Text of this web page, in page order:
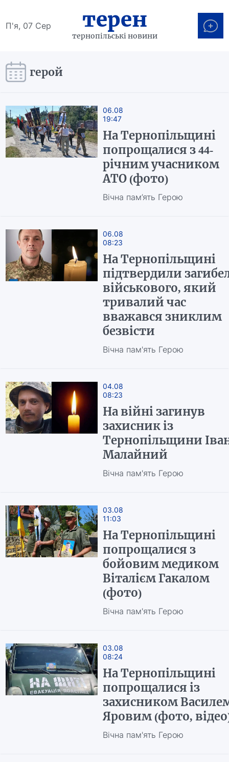
П'я, 07 Сер терен
тернопільські новини
герой
06.08
19:47
На Тернопільщині
попрощалися з 44-
річним учасником
АТО (фото)
Вічна пам’ять Герою
06.08
08:23
На Тернопільщині
підтвердили
військового, який
тривалий час
вважався зниклим
безвісти
Вічна пам'ять Герою
04.08
08:23
На війні загинув
захисник із
Тернопільщини
Малайний
Вічна пам'ять Герою
03.08
11:03
На Тернопільщині
попрощалися з
бойовим медиком
Віталієм Гакалом
(фото)
Вічна пам'ять Герою
03.08
08:24
На Тернопільщині
попрощалися із
захисником
Яровим (фото,
Вічна пам'ять Герою